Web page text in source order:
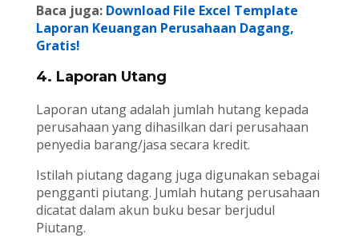
Baca juga: Download File Excel Template
Laporan Keuangan Perusahaan Dagang,
Gratis!
4. Laporan Utang
Laporan utang adalah jumlah hutang kepada
perusahaan yang dihasilkan dari perusahaan
penyedia barang/jasa secara kredit.
Istilah piutang dagang juga digunakan sebagai
pengganti piutang. Jumlah hutang perusahaan
dicatat dalam akun buku besar berjudul
Piutang.